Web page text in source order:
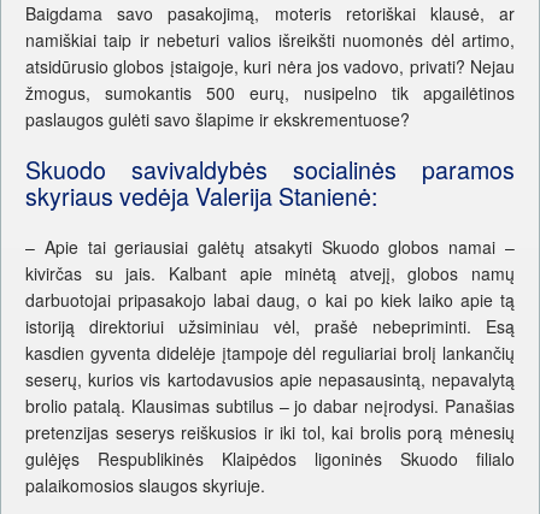
Baigdama savo pasakojimą, moteris retoriškai klausė, ar
namiškiai taip ir nebeturi valios išreikšti nuomonės dėl artimo,
atsidūrusio globos įstaigoje, kuri nėra jos vadovo, privati? Nejau
žmogus, sumokantis 500 eurų, nusipelno tik apgailėtinos
paslaugos gulėti savo šlapime ir ekskrementuose?
Skuodo savivaldybės socialinės paramos
skyriaus vedėja Valerija Stanienė:
– Apie tai geriausiai galėtų atsakyti Skuodo globos namai –
kivirčas su jais. Kalbant apie minėtą atvejį, globos namų
darbuotojai pripasakojo labai daug, o kai po kiek laiko apie tą
istoriją direktoriui užsiminiau vėl, prašė nebepriminti. Esą
kasdien gyventa didelėje įtampoje dėl reguliariai brolį lankančių
seserų, kurios vis kartodavusios apie nepasausintą, nepavalytą
brolio patalą. Klausimas subtilus – jo dabar neįrodysi. Panašias
pretenzijas seserys reiškusios ir iki tol, kai brolis porą mėnesių
gulėjęs Respublikinės Klaipėdos ligoninės Skuodo filialo
palaikomosios slaugos skyriuje.